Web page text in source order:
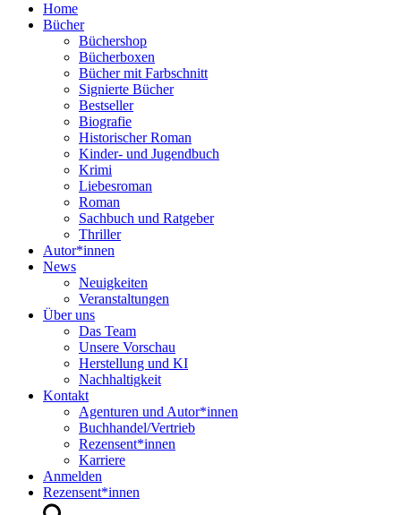
Home
Bücher
Büchershop
Bücherboxen
Bücher mit Farbschnitt
Signierte Bücher
Bestseller
Biografie
Historischer Roman
Kinder- und Jugendbuch
Krimi
Liebesroman
Roman
Sachbuch und Ratgeber
Thriller
Autor*innen
News
Neuigkeiten
Veranstaltungen
Über uns
Das Team
Unsere Vorschau
Herstellung und KI
Nachhaltigkeit
Kontakt
Agenturen und Autor*innen
Buchhandel/Vertrieb
Rezensent*innen
Karriere
Anmelden
Rezensent*innen